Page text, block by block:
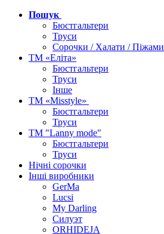
Пошук
Бюстгальтери
Труси
Сорочки / Халати / Піжами
ТМ «Еліта»
Бюстгальтери
Труси
Інше
ТМ «Misstyle»
Бюстгальтери
Труси
ТМ "Lanny mode"
Бюстгальтери
Труси
Нічні сорочки
Інші виробники
GerMa
Lucsi
My Darling
Силуэт
ORHIDEJA